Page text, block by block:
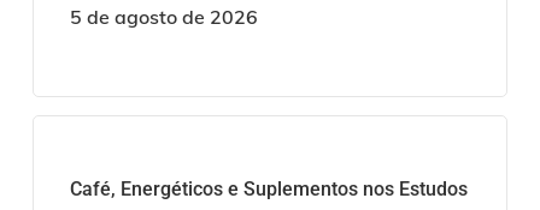
5 de agosto de 2026
Café, Energéticos e Suplementos nos Estudos